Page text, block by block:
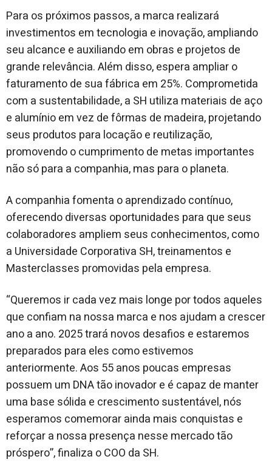
Para os próximos passos, a marca realizará
investimentos em tecnologia e inovação, ampliando
seu alcance e auxiliando em obras e projetos de
grande relevância. Além disso, espera ampliar o
faturamento de sua fábrica em 25%. Comprometida
com a sustentabilidade, a SH utiliza materiais de aço
e alumínio em vez de fôrmas de madeira, projetando
seus produtos para locação e reutilização,
promovendo o cumprimento de metas importantes
não só para a companhia, mas para o planeta.
A companhia fomenta o aprendizado contínuo,
oferecendo diversas oportunidades para que seus
colaboradores ampliem seus conhecimentos, como
a Universidade Corporativa SH, treinamentos e
Masterclasses promovidas pela empresa.
“Queremos ir cada vez mais longe por todos aqueles
que confiam na nossa marca e nos ajudam a crescer
ano a ano. 2025 trará novos desafios e estaremos
preparados para eles como estivemos
anteriormente. Aos 55 anos poucas empresas
possuem um DNA tão inovador e é capaz de manter
uma base sólida e crescimento sustentável, nós
esperamos comemorar ainda mais conquistas e
reforçar a nossa presença nesse mercado tão
próspero”, finaliza o COO da SH.